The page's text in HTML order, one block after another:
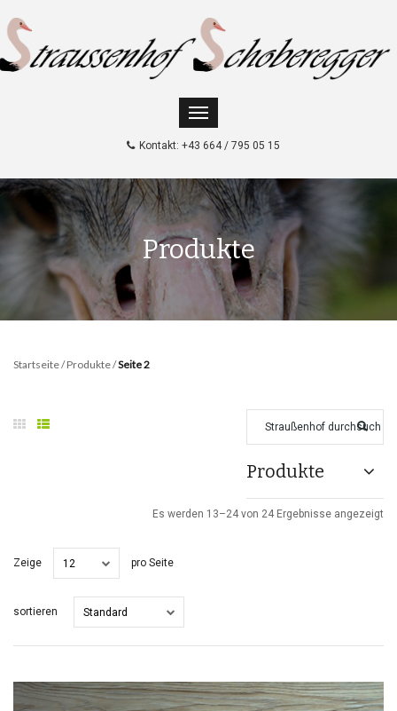
Kontakt: +43 664 / 795 05 15
Produkte
Startseite/Produkte/Seite 2
Produkte
Es werden 13–24 von 24 Ergebnisse angezeigt
Zeige 12 pro Seite
sortieren Standard